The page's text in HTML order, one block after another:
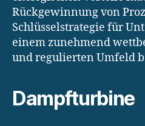
Rückgewinnung von
Schlüsselstrategie für
einem zunehmend
und regulierten Umfeld
Dampfturbine